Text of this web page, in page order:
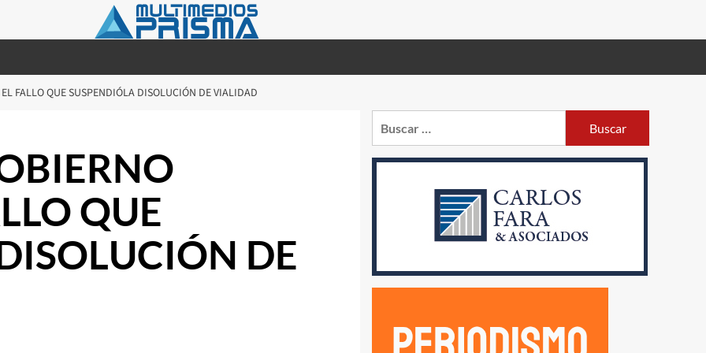
FALLO QUE SUSPENDIÓLA DISOLUCIÓN DE VIALIDAD
QUE
DE